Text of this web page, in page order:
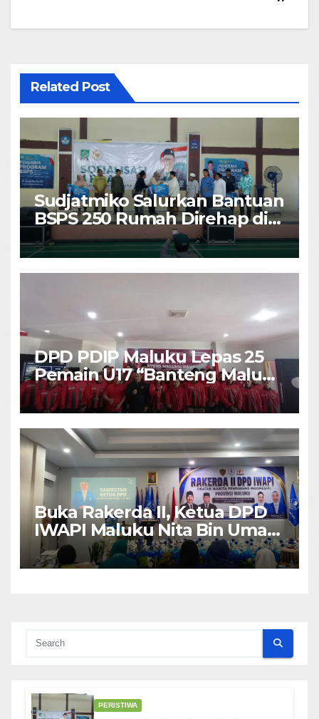
Related Post
Sudjatmiko Salurkan Bantuan
BSPS 250 Rumah Direhap di
Depok
DPD PDIP Maluku Lepas 25
Pemain U17 “Banteng Maluku
Raya” ke Sokerano Cup di
Jawa Timur
Buka Rakerda II, Ketua DPD
IWAPI Maluku Nita Bin Umar:
Perempuan Pengusaha Pilar
Penggerak UMKM
PERISTIWA